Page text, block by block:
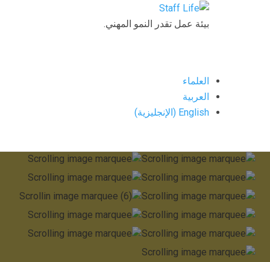
بيئة عمل تقدر النمو المهني.
العلماء
العربية
English
(الإنجليزية)